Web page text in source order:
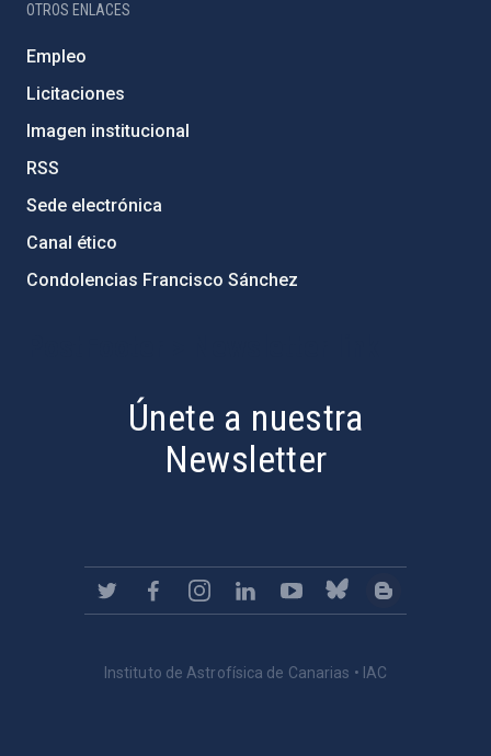
OTROS ENLACES
Empleo
Licitaciones
Imagen institucional
RSS
Sede electrónica
Canal ético
Condolencias Francisco Sánchez
Únete a nuestra
Newsletter
Instituto de Astrofísica de Canarias • IAC